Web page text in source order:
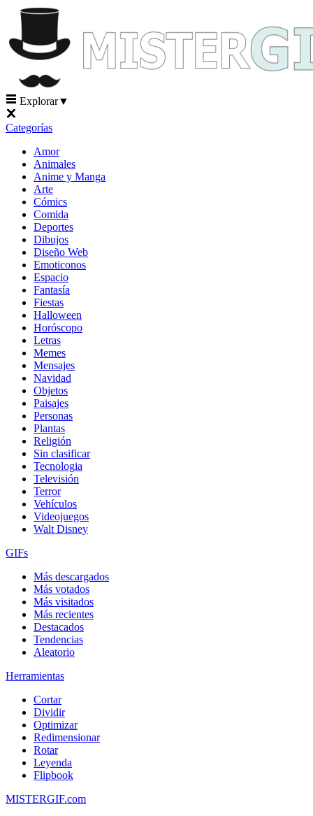
Explorar▼
Categorías
Amor
Animales
Anime y Manga
Arte
Cómics
Comida
Deportes
Dibujos
Diseño Web
Emoticonos
Espacio
Fantasía
Fiestas
Halloween
Horóscopo
Letras
Memes
Mensajes
Navidad
Objetos
Paisajes
Personas
Plantas
Religión
Sin clasificar
Tecnologia
Televisión
Terror
Vehículos
Videojuegos
Walt Disney
GIFs
Más descargados
Más votados
Más visitados
Más recientes
Destacados
Tendencias
Aleatorio
Herramientas
Cortar
Dividir
Optimizar
Redimensionar
Rotar
Leyenda
Flipbook
MISTERGIF.com